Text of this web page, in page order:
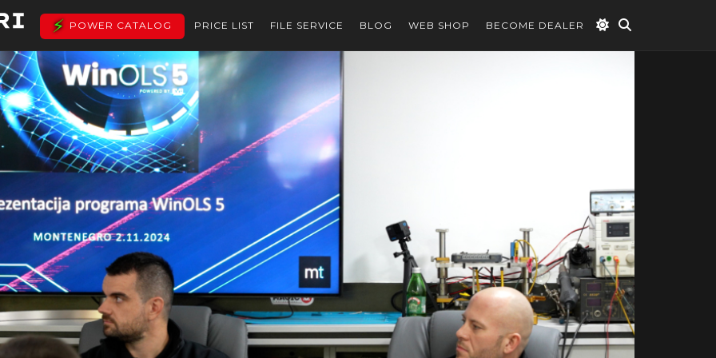
POWER CATALOG PRICE LIST FILE SERVICE BLOG WEB SHOP BECOME DEALER